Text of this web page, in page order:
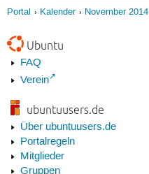
Portal Kalender November 2014
Ubuntu
FAQ
Verein
ubuntuusers.de
Über ubuntuusers.de
Portalregeln
Mitglieder
Gruppen